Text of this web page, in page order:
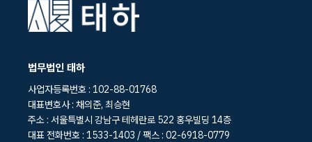
법무법인 태하
사업자등록번호 : 102-88-01768
대표변호사 : 채의준, 최승현
주소 : 서울특별시 강남구 테헤란로 522 홍우빌딩 14층
대표 전화번호 : 1533-1403 / 팩스 : 02-6918-0779